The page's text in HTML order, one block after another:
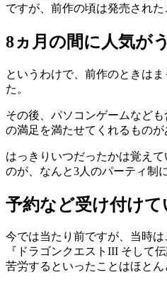
ですが、前作の頃は発売され
8ヵ月の間に人気が
というわけで、前作のときは
た。
その後、パソコンゲームなど
の満足を満たせてくれるもの
はっきりいつだったかは覚え
のが、なんと3人のパーティ制
予約など受け付け
今では当たり前ですが、当時
『ドラゴンクエストIII そして
苦労するといったことはほとん